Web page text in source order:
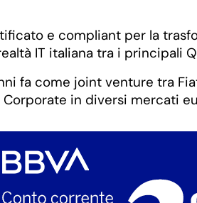
e compliant per la
IT italiana tra i principali
fa come joint venture tra
in diversi mercati